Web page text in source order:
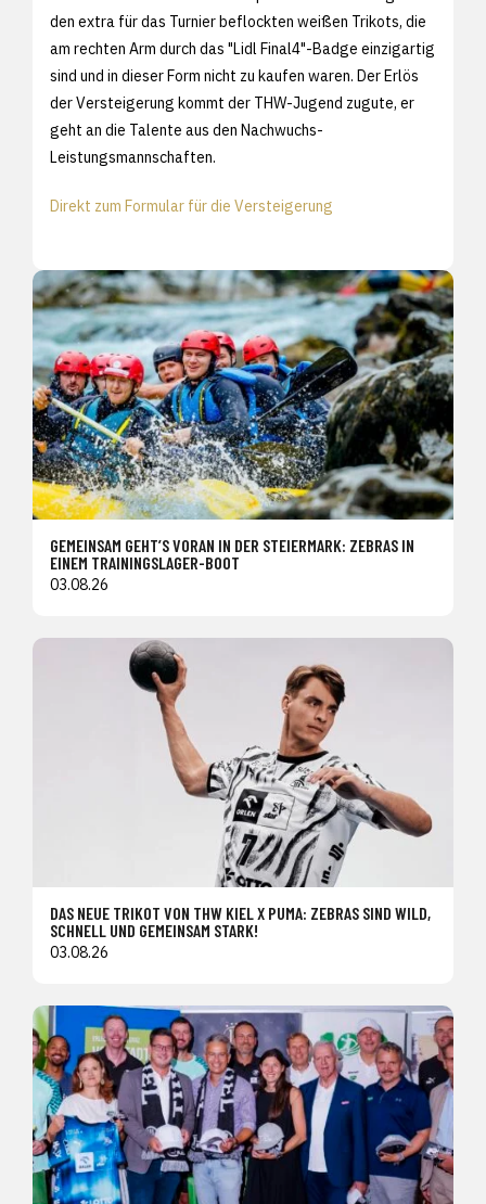
den extra für das Turnier beflockten weißen Trikots, die
am rechten Arm durch das "Lidl Final4"-Badge einzigartig
sind und in dieser Form nicht zu kaufen waren. Der Erlös
der Versteigerung kommt der THW-Jugend zugute, er
geht an die Talente aus den Nachwuchs-
Leistungsmannschaften.
Direkt zum Formular für die Versteigerung
GEMEINSAM GEHT’S VORAN IN DER STEIERMARK: ZEBRAS IN
EINEM TRAININGSLAGER-BOOT
03.08.26
DAS NEUE TRIKOT VON THW KIEL X PUMA: ZEBRAS SIND WILD,
SCHNELL UND GEMEINSAM STARK!
03.08.26